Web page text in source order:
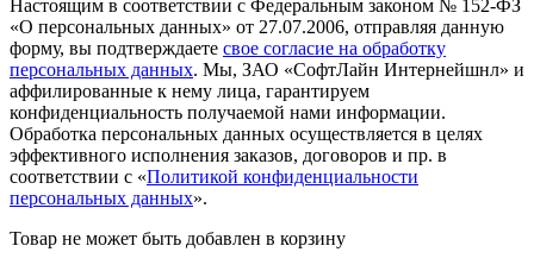
Настоящим в соответствии с Федеральным законом № 152-ФЗ
«О персональных данных» от 27.07.2006, отправляя данную
форму, вы подтверждаете свое согласие на обработку
персональных данных. Мы, ЗАО «СофтЛайн Интернейшнл» и
аффилированные к нему лица, гарантируем
конфиденциальность получаемой нами информации.
Обработка персональных данных осуществляется в целях
эффективного исполнения заказов, договоров и пр. в
соответствии с «Политикой конфиденциальности
персональных данных».
Товар не может быть добавлен в корзину